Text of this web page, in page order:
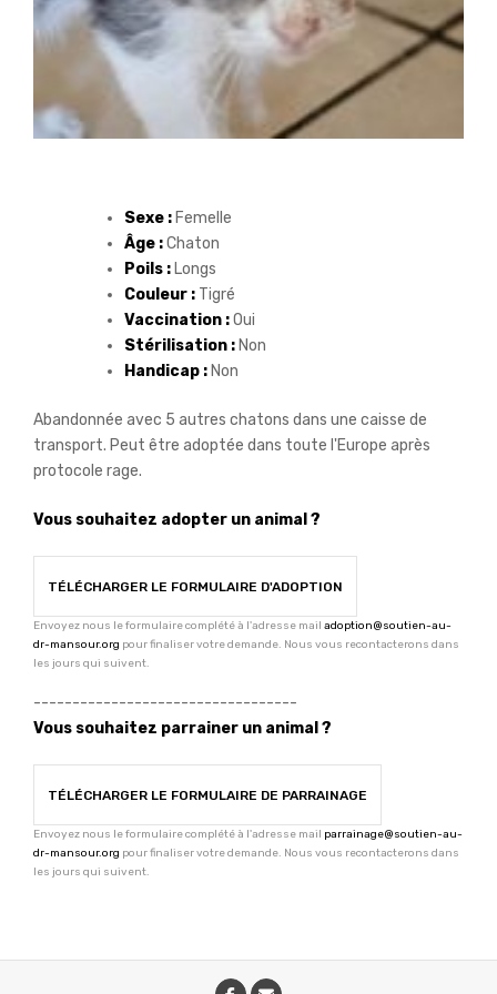
Sexe : Femelle
Âge :Chaton
Poils : Longs
Couleur : Tigré
Vaccination :Oui
Stérilisation : Non
Handicap : Non
Abandonnée avec 5 autres chatons dans une caisse de
transport. Peut être adoptée dans toute l'Europe après
protocole rage.
Vous souhaitez adopter un animal ?
TÉLÉCHARGER LE FORMULAIRE D'ADOPTION
Envoyez nous le formulaire complété à l'adresse mail adoption@soutien-au-
dr-mansour.org pour finaliser votre demande. Nous vous recontacterons dans
les jours qui suivent.
----------------------------------
Vous souhaitez parrainer un animal ?
TÉLÉCHARGER LE FORMULAIRE DE PARRAINAGE
Envoyez nous le formulaire complété à l'adresse mail parrainage@soutien-au-
dr-mansour.org pour finaliser votre demande. Nous vous recontacterons dans
les jours qui suivent.